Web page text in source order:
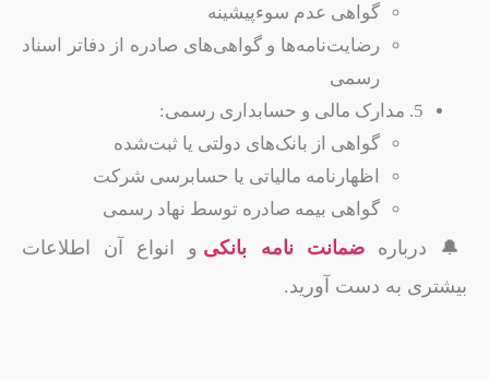
گواهی عدم سوءپیشینه
رضایت‌نامه‌ها و گواهی‌های صادره از دفاتر اسناد
رسمی
5. مدارک مالی و حسابداری رسمی:
گواهی از بانک‌های دولتی یا ثبت‌شده
اظهارنامه مالیاتی یا حسابرسی شرکت
گواهی بیمه صادره توسط نهاد رسمی
🔔 دربارهضمانت نامه بانکی و انواع آن اطلاعات
بیشتری به دست آورید.